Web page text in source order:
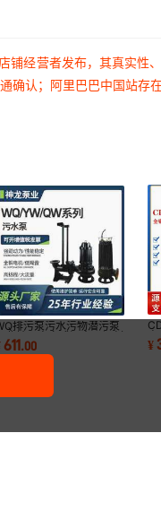
铺经营者发布，其真实性
确认；阿里巴巴中国站存
排污泵污水污物潜污泵
工业地下室立式污水泵切割
污水泵切割式
611.00
钢
¥